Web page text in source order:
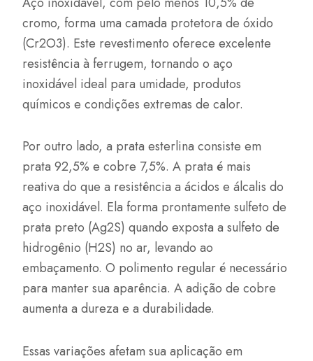
cromo, forma uma camada protetora de óxido
(Cr2O3). Este revestimento oferece excelente
resistência à ferrugem, tornando o aço
inoxidável ideal para umidade, produtos
químicos e condições extremas de calor.
Por outro lado, a prata esterlina consiste em
prata 92,5% e cobre 7,5%. A prata é mais
reativa do que a resistência a ácidos e álcalis do
aço inoxidável. Ela forma prontamente sulfeto de
prata preto (Ag2S) quando exposta a sulfeto de
hidrogênio (H2S) no ar, levando ao
embaçamento. O polimento regular é necessário
para manter sua aparência. A adição de cobre
aumenta a dureza e a durabilidade.
Essas variações afetam sua aplicação em